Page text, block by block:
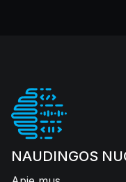
NAUDINGOS